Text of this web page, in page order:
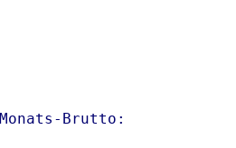
Monats-